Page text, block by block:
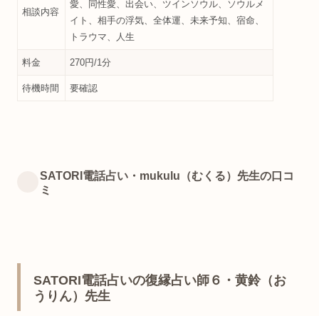
相談内容
愛、同性愛、出会い、ツインソウル、ソウルメ
イト、相手の浮気、全体運、未来予知、宿命、
トラウマ、人生
料金 270円/1分
待機時間 要確認
SATORI電話占い・mukulu（むくる）先生の口コ
ミ
SATORI電話占いの復縁占い師６・黄鈴（お
うりん）先生